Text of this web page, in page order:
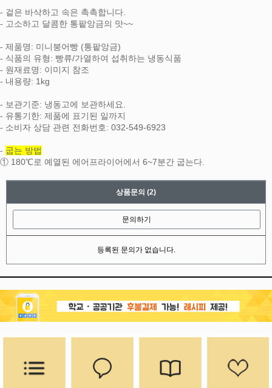
- 겉은 바삭하고 속은 촉촉합니다.
- 고소하고 달콤한 통팥앙금의 맛~~
- 제품명: 미니붕어빵 (통팥앙금)
- 식품의 유형: 빵류/가열하여 섭취하는 냉동식품
- 원재료명: 이미지 참조
- 내용량: 1kg
- 보관기준: 냉동고에 보관하세요.
- 유통기한: 제품에 표기된 일까지
- 소비자 상담 관련 전화번호: 032-549-6923
- 굽는 방법
① 180℃로 예열된 에어프라이어에서 6~7분간 굽는다.
상품문의 (2)
문의하기
등록된 문의가 없습니다.